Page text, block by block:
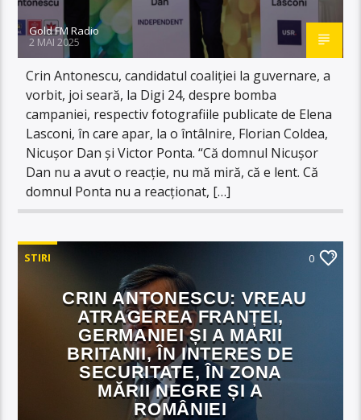
Gold FM Radio
2 MAI 2025
Crin Antonescu, candidatul coaliției la guvernare, a
vorbit, joi seară, la Digi 24, despre bomba
campaniei, respectiv fotografiile publicate de Elena
Lasconi, în care apar, la o întâlnire, Florian Coldea,
Nicușor Dan și Victor Ponta. “Că domnul Nicușor
Dan nu a avut o reacție, nu mă miră, că e lent. Că
domnul Ponta nu a reacționat, […]
STIRI 0
CRIN ANTONESCU: VREAU
ATRAGEREA FRANȚEI,
GERMANIEI ȘI A MARII
BRITANII, ÎN INTERES DE
SECURITATE, ÎN ZONA
MĂRII NEGRE ȘI A
ROMÂNIEI